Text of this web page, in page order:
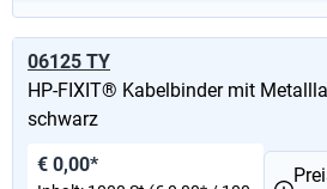
06125 TY
HP-FIXIT® Kabelbinder mit
schwarz
€ 0,00*